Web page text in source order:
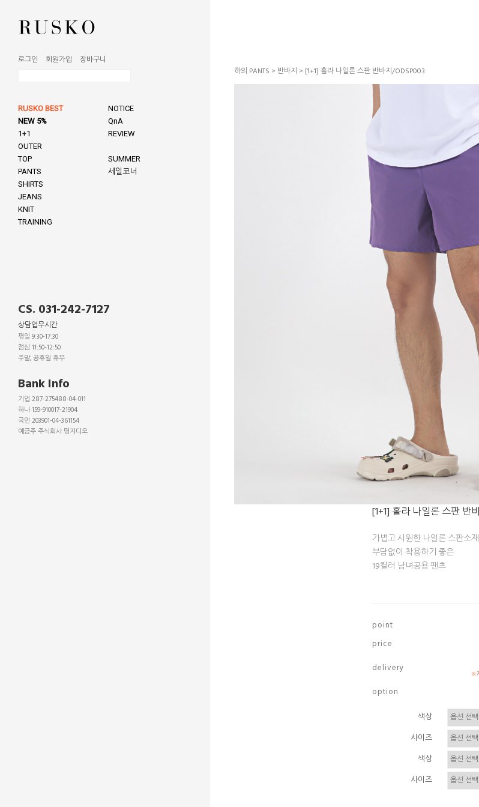
로그인 회원가입 장바구니
RUSKO BEST
NEW 5%
1+1
OUTER
TOP
PANTS
SHIRTS
JEANS
KNIT
TRAINING
NOTICE
QnA
REVIEW
SUMMER
세일코너
CS. 031-242-7127
상담업무시간
평일 9:30-17:30
점심 11:50-12:50
주말, 공휴일 휴무
Bank Info
기업 287-275488-04-011
하나 159-910017-21904
국민 203901-04-361154
예금주 주식회사 명지디오
하의 PANTS > 반바지 > [1+1] 홀라 나일론 스판 반바지/ODSP003
[1+1] 홀라 나일론 스판 반
가볍고 시원한 나일론 스판소
부담없이 착용하기 좋은
19컬러 남녀공용 팬츠
p o i n t
p r i c e
d e l i v e r y
※
o p t i o n
색상
사이즈
색상
사이즈